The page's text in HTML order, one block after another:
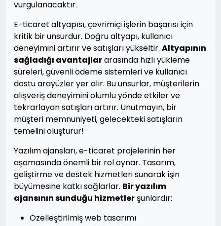
vurgulanacaktır.
E-ticaret altyapısı, çevrimiçi işlerin başarısı için
kritik bir unsurdur. Doğru altyapı, kullanıcı
deneyimini artırır ve satışları yükseltir. Altyapının
sağladığı avantajlararasında hızlı yükleme
süreleri, güvenli ödeme sistemleri ve kullanıcı
dostu arayüzler yer alır. Bu unsurlar, müşterilerin
alışveriş deneyimini olumlu yönde etkiler ve
tekrarlayan satışları artırır. Unutmayın, bir
müşteri memnuniyeti, gelecekteki satışların
temelini oluşturur!
Yazılım ajansları, e-ticaret projelerinin her
aşamasında önemli bir rol oynar. Tasarım,
geliştirme ve destek hizmetleri sunarak işin
büyümesine katkı sağlarlar. Bir yazılım
ajansının sunduğu hizmetlerşunlardır:
Özelleştirilmiş web tasarımı